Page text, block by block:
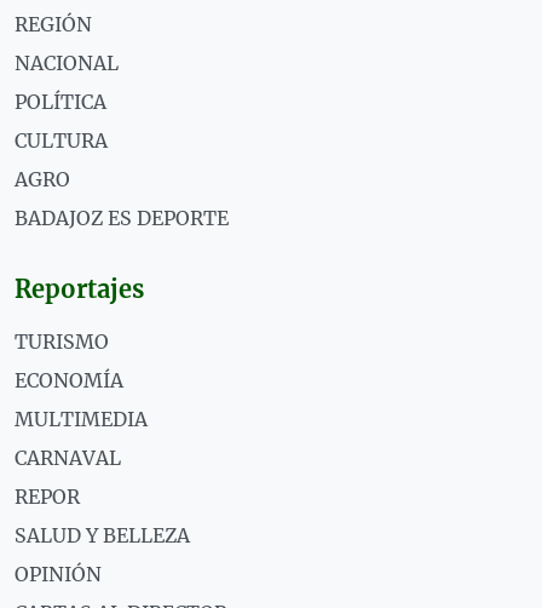
REGIÓN
NACIONAL
POLÍTICA
CULTURA
AGRO
BADAJOZ ES DEPORTE
Reportajes
TURISMO
ECONOMÍA
MULTIMEDIA
CARNAVAL
REPOR
SALUD Y BELLEZA
OPINIÓN